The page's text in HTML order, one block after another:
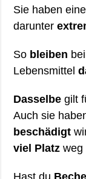
Sie haben eine
darunter
So bleiben
Lebensmittel
Dasselbe gilt
Auch sie
beschädigt
viel Platz
Hast du